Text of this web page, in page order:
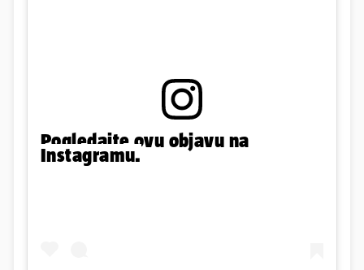
Pogledajte ovu objavu na
Instagramu.